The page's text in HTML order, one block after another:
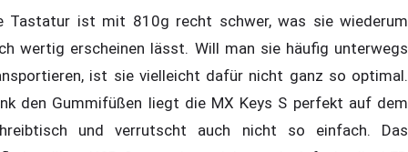
Tastatur ist mit 810g recht schwer, was sie wiederum
wertig erscheinen lässt. Will man sie häufig unterwegs
ist sie vielleicht dafür nicht ganz so optimal.
den Gummifüßen liegt die MX Keys S perfekt auf dem
und verrutscht auch nicht so einfach. Das